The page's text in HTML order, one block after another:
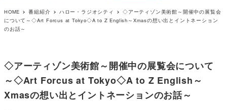
HOME 番組紹介 ハロー・ラジオシティ
◇アーティゾン美術館～開催中の展覧会
について～◇Art Forcus at Tokyo◇A to Z English～Xmasの想い出とイントネーション
のお話～
◇アーティゾン美術館～開催中の展覧会について
～◇Art Forcus at Tokyo◇A to Z English～
Xmasの想い出とイントネーションのお話～